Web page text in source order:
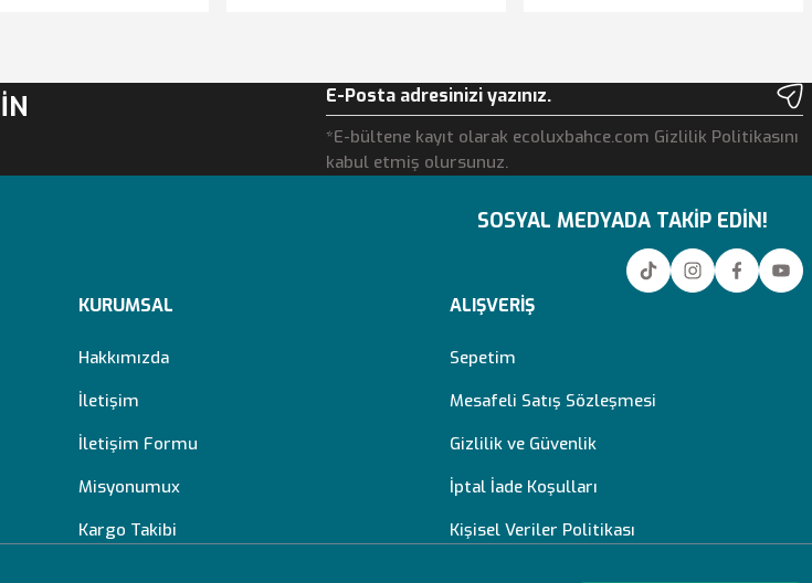
*E-bültene kayıt olarak ecoluxbahce.com Gizlilik Politikasını
kabul etmiş olursunuz.
SOSYAL MEDYADA TAKİP EDİN!
KURUMSAL
Hakkımızda
İletişim
İletişim Formu
Misyonumux
Kargo Takibi
ALIŞVERİŞ
Sepetim
Mesafeli Satış Sözleşmesi
Gizlilik ve Güvenlik
İptal İade Koşulları
Kişisel Veriler Politikası